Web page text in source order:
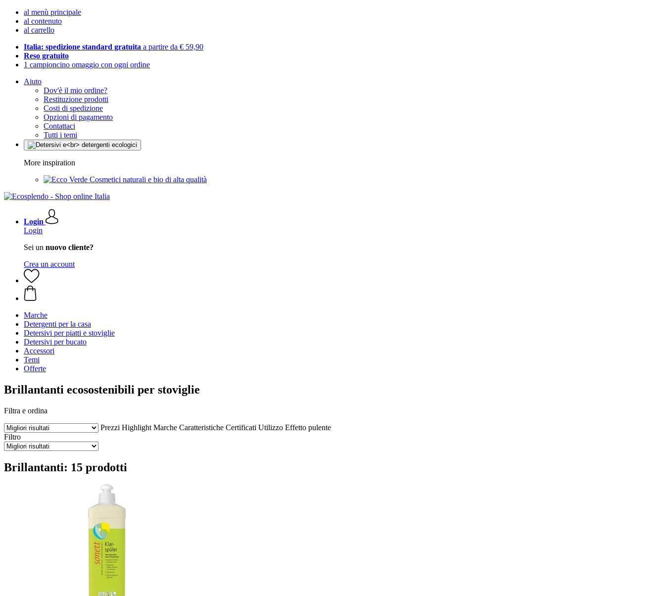
al menù principale
al contenuto
al carrello
Italia: spedizione standard gratuita a partire da € 59,90
Reso gratuito
1 campioncino omaggio con ogni ordine
Aiuto
Dov'è il mio ordine?
Restituzione prodotti
Costi di spedizione
Opzioni di pagamento
Contattaci
Tutti i temi
More inspiration
Cosmetici naturali e bio di alta qualità
Login
Login
Sei un nuovo cliente?
Crea un account
Marche
Detergenti per la casa
Detersivi per piatti e stoviglie
Detersivi per bucato
Accessori
Temi
Offerte
Brillantanti ecosostenibili per stoviglie
Filtra e ordina
Prezzi Highlight Marche Caratteristiche Certificati Utilizzo Effetto pulente
Filtro
Brillantanti: 15 prodotti